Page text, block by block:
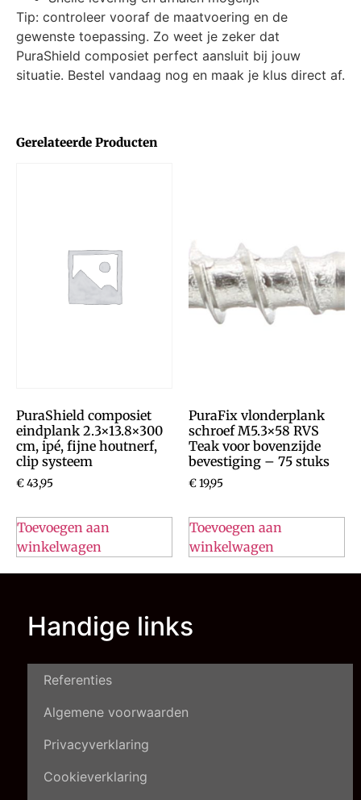
Gerelateerde Producten
PuraShield composiet
eindplank 2.3×13.8×300
cm, ipé, fijne houtnerf,
clip systeem
€43,95
Toevoegen aan
winkelwagen
PuraFix vlonderplank
schroef M5.3×58 RVS
Teak voor bovenzijde
bevestiging – 75 stuks
€19,95
Toevoegen aan
winkelwagen
Tip: controleer vooraf de maatvoering en de
gewenste toepassing. Zo weet je zeker dat
PuraShield composiet perfect aansluit bij jouw
situatie. Bestel vandaag nog en maak je klus direct af.
Handige links
Referenties
Algemene voorwaarden
Privacyverklaring
Cookieverklaring